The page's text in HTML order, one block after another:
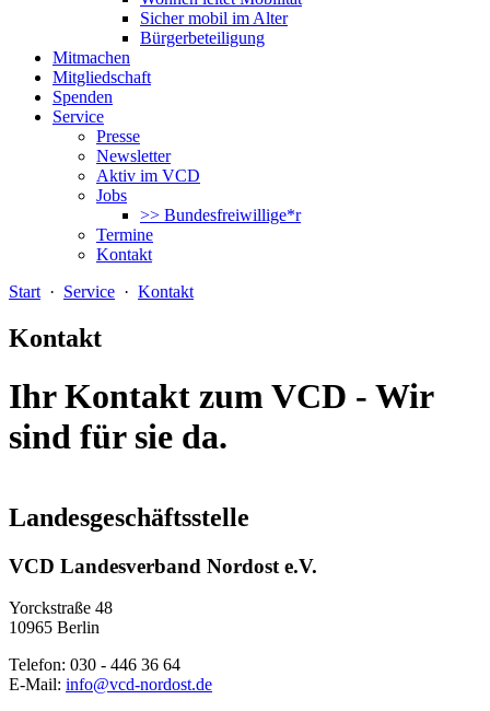
Sicher mobil im Alter
Bürgerbeteiligung
Mitmachen
Mitgliedschaft
Spenden
Service
Presse
Newsletter
Aktiv im VCD
Jobs
>> Bundesfreiwillige*r
Termine
Kontakt
Start · Service · Kontakt
Kontakt
Ihr Kontakt zum VCD - Wir
sind für sie da.
Landesgeschäftsstelle
VCD Landesverband Nordost e.V.
Yorckstraße 48
10965 Berlin
Telefon: 030 - 446 36 64
E-Mail: info@vcd-nordost.de